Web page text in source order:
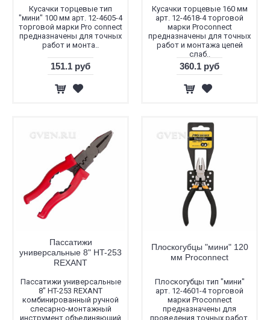
Кусачки торцевые тип
"мини" 100 мм арт. 12-4605-4
торговой марки Pro connect
предназначены для точных
работ и монта..
151.1 руб
Кусачки торцевые 160 мм
арт. 12-4618-4 торговой
марки Proconnect
предназначены для точных
работ и монтажа цепей
слаб..
360.1 руб
Пассатижи
универсальные 8" HT-253
REXANT
Пассатижи универсальные
8" HT-253 REXANT
комбинированный ручной
слесарно-монтажный
инструмент объединяющий
Плоскогубцы "мини" 120
мм Proconnect
Плоскогубцы тип "мини"
арт. 12-4601-4 торговой
марки Proconnect
предназначены для
проведения точных работ,